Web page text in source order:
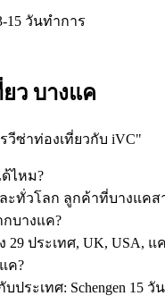
15 วันทำการ
ยว บางแค
ซ่าท่องเที่ยวกับ iVC"
ไหม?
ะทั่วโลก ลูกค้าที่บางแค
กบางแค?
29 ประเทศ, UK,
ค?
ประเทศ: Schengen 15